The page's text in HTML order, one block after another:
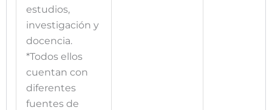
estudios,
investigación y
docencia.
*Todos ellos
cuentan con
diferentes
fuentes de